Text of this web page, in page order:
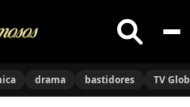
Buscar
no
drama bastidores TV